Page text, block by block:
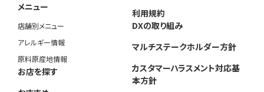
メニュー
店舗別メニュー
アレルギー情報
原料原産地情報
お店を探す
利用規約
DXの取り組み
マルチステークホルダー方針
カスタマーハラスメント対応基
本方針